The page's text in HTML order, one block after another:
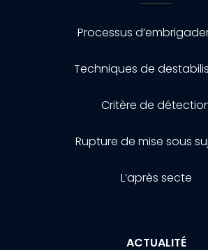
Processus
Techniques de
Critère de
Rupture de mise sous
L’après secte
ACTUALITÉ